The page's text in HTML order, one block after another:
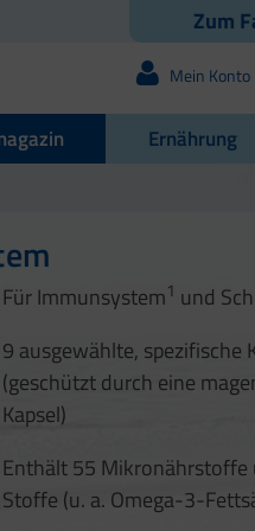
Zum
Mein Konto
Ernährung
Für Immunsystem1 und
9 ausgewählte, spezifische
(geschützt durch eine
Kapsel)
Enthält 55 Mikronährstoffe
Stoffe (u. a. Omega-3-
1 2 3
3